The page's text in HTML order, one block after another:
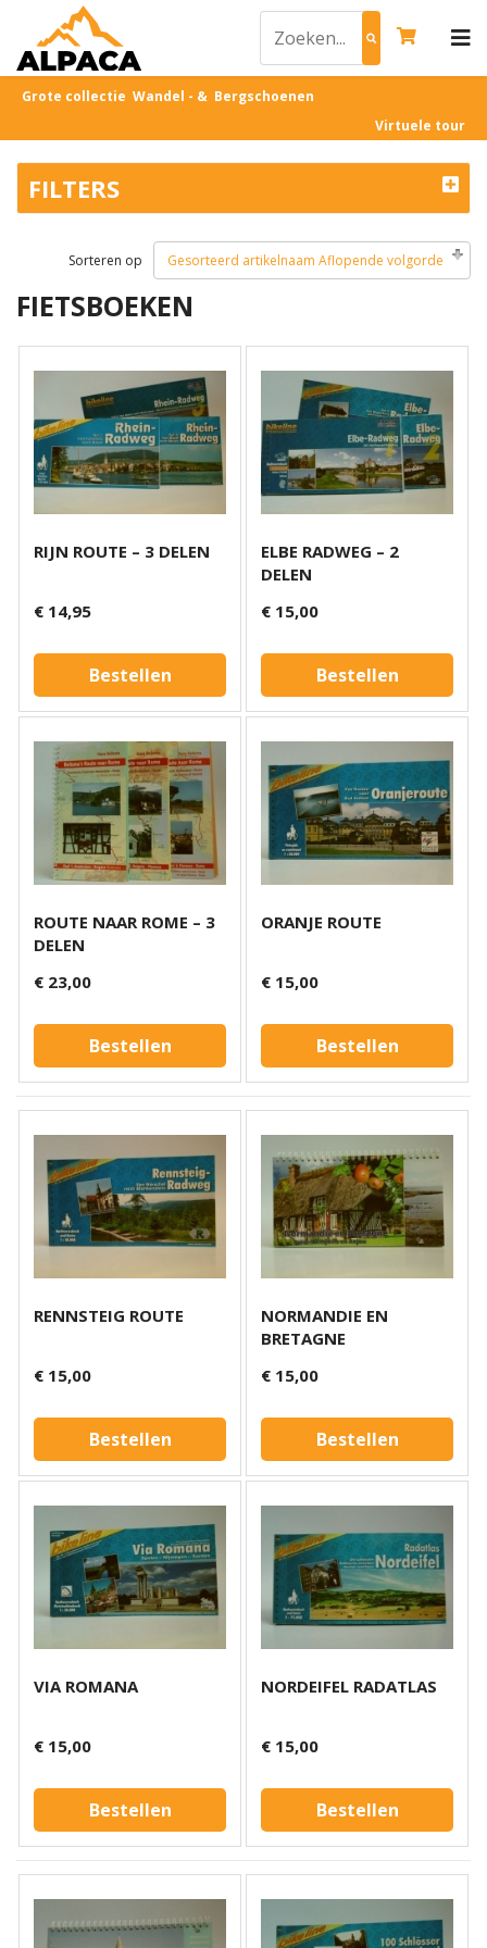
Grote collectie Wandel - & Bergschoenen
Virtuele tour
FILTERS
Sorteren op Gesorteerd artikelnaam Aflopende volgorde
FIETSBOEKEN
RIJN ROUTE – 3 DELEN
€ 14,95
Bestellen
ELBE RADWEG – 2
DELEN
€ 15,00
Bestellen
ROUTE NAAR ROME – 3
DELEN
€ 23,00
Bestellen
ORANJE ROUTE
€ 15,00
Bestellen
RENNSTEIG ROUTE
€ 15,00
Bestellen
NORMANDIE EN
BRETAGNE
€ 15,00
Bestellen
VIA ROMANA
€ 15,00
Bestellen
NORDEIFEL RADATLAS
€ 15,00
Bestellen